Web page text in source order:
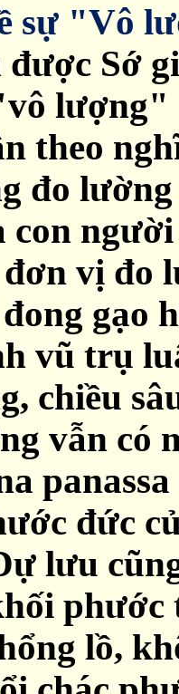
sự "Vô
Sớ
lượng"
theo
đo
con
vị đo
gạo
vũ trụ
chiều
vẫn có
đức
lưu
phước
lồ,